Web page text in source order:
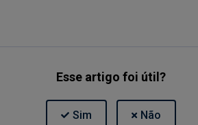
Esse artigo foi útil?